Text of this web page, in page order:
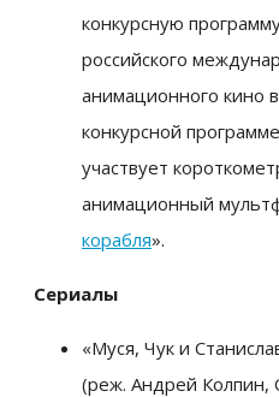
конкурсную
российского
анимационного кино
конкурсной
участвует
анимационный
корабля».
Сериалы
«Муся, Чук и
(реж. Андрей